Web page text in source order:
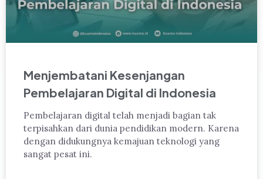
Menjembatani Kesenjangan
Pembelajaran Digital di Indonesia
Pembelajaran digital telah menjadi bagian tak
terpisahkan dari dunia pendidikan modern. Karena
dengan didukungnya kemajuan teknologi yang
sangat pesat ini.